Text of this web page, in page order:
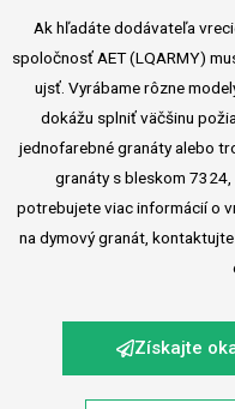
Ak hľadáte dodávateľa
spoločnosť AET (LQARMY)
ujsť. Vyrábame rôzne
dokážu splniť väčšinu
jednofarebné granáty alebo
granáty s bleskom
potrebujete viac informácií o
na dymový granát,
Získajte